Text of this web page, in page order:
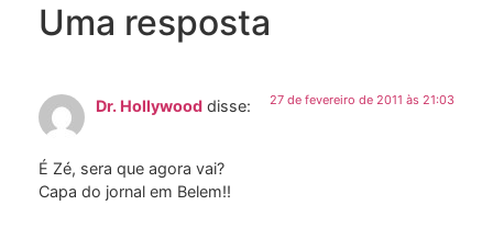
Uma resposta
Dr. Hollywood disse: 27 de fevereiro de 2011 às 21:03
É Zé, sera que agora vai?
Capa do jornal em Belem!!